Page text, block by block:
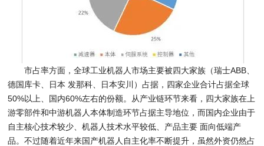
市占率方面，全球工业机器人市场主要被四大家族（瑞士ABB、
德国库卡、日本 发那科、日本安川）占据，四家企业合计占据全球
50%以上、国内60%左右的份额。从产业链环节来看，四大家族在上
游零部件和中游机器人本体制造环节占据主导地位，而国内企业由于
自主核心技术较少、机器人技术水平较低、产品主要 面向低端产
品。不过随着近年来国产机器人自主化率不断提升，虽然外资仍然占